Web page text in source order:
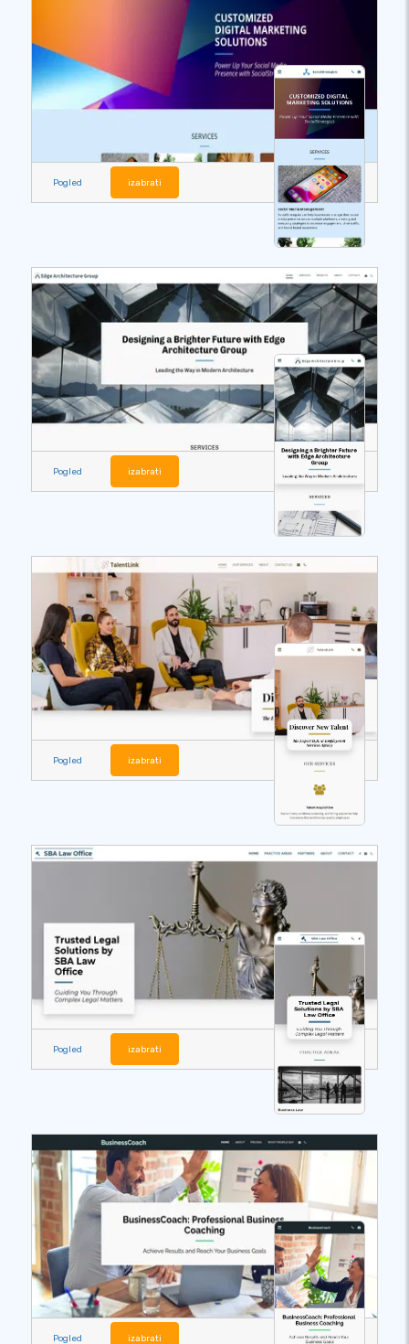
Pogled izabrati
Pogled izabrati
Pogled izabrati
Pogled izabrati
Pogled izabrati